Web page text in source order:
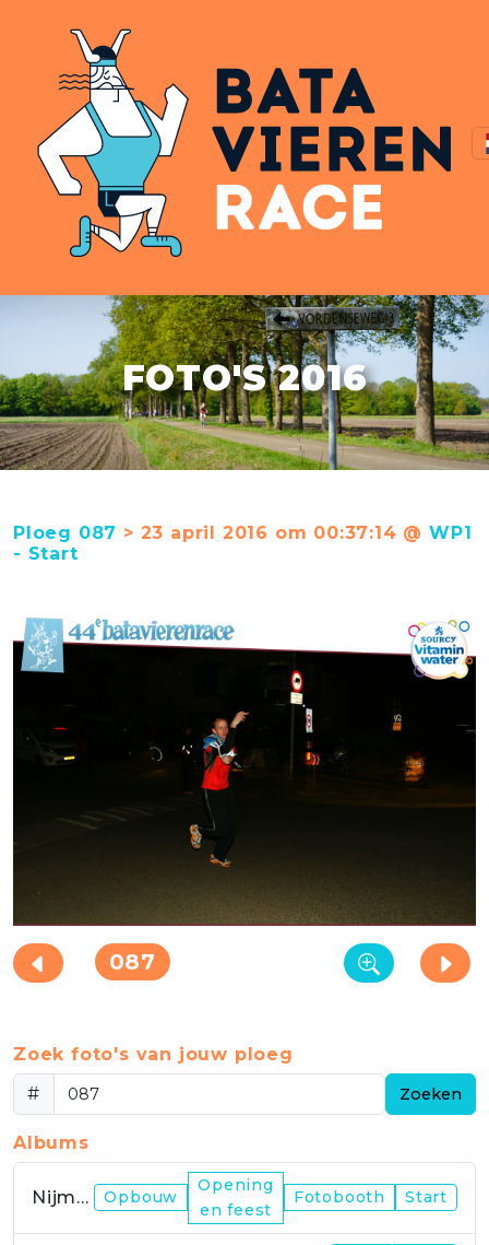
FOTO'S 2016
Ploeg 087 > 23 april 2016 om 00:37:14 @WP1
- Start
087
Zoek foto's van jouw ploeg
#
Zoeken
Albums
Nijmegen Opbouw
Opening
en feest
Fotobooth Start